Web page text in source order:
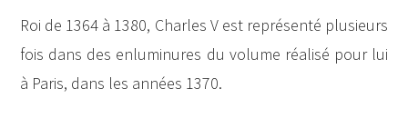
Roi de 1364 à 1380, Charles V est représenté plusieurs
fois dans des enluminures du volume réalisé pour lui
à Paris, dans les années 1370.